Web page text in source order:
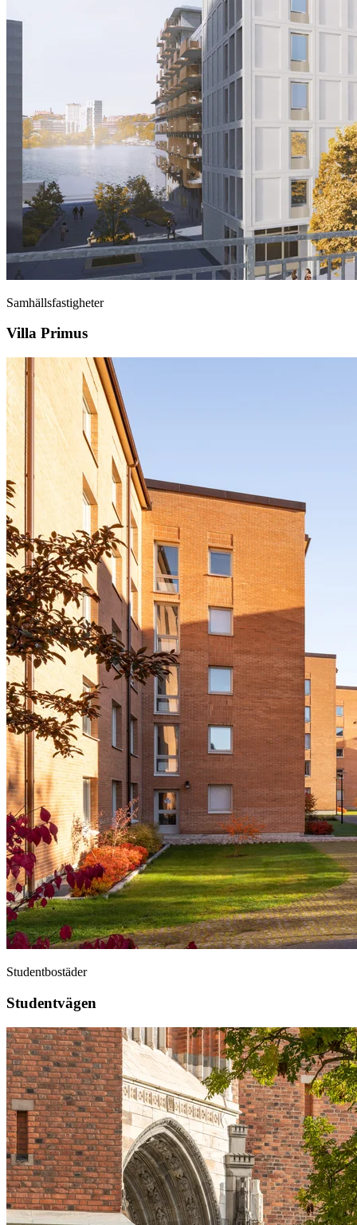
Samhällsfastigheter
Villa Primus
Studentbostäder
Studentvägen